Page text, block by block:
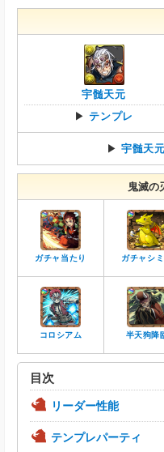
宇髄天元
▶テンプレ
▶宇髄天
鬼滅の
ガチャ当たり ガチャシミ
コロシアム 半天狗降
目次
リーダー性能
テンプレパーティ